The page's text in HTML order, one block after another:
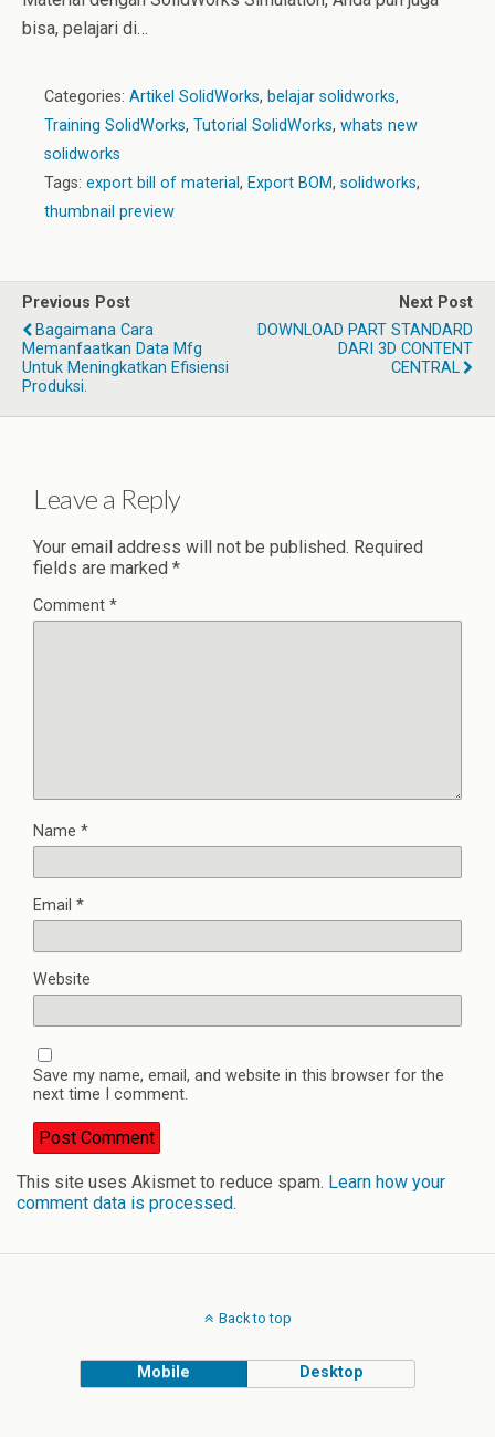
bisa, pelajari di…
Categories: Artikel SolidWorks, belajar solidworks,
Training SolidWorks, Tutorial SolidWorks, whats new
solidworks
Tags: export bill of material, Export BOM, solidworks,
thumbnail preview
Previous Post
Bagaimana Cara
Memanfaatkan Data Mfg
Untuk Meningkatkan Efisiensi
Produksi.
Next Post
DOWNLOAD PART STANDARD
DARI 3D CONTENT
CENTRAL
Leave a Reply
Your email address will not be published. Required
fields are marked *
Comment *
Name *
Email *
Website
Save my name, email, and website in this browser for the
next time I comment.
This site uses Akismet to reduce spam. Learn how your
comment data is processed.
Back to top
Mobile Desktop